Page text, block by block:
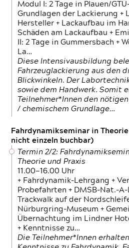
Modul I: 2 Tage in Plauen/
Grundlagen der Lackierung +
Hersteller + Lackaufbau im
Schäden am Lackaufbau +
II: 2 Tage in Gummersbach +
La…
Diese Intensivausbildung
Fahrzeuglackierung aus den
Blickwinkeln. Der
sowie dem Handwerk. Somit
Teilnehmer*Innen den
/ chemischem Grundlage…
Fahrdynamikseminar in
nicht einzeln buchbar)
Termin 2/2:
Theorie und Praxis
11.00—16.00 Uhr
+ Fahrdynamik-Lehrgang +
Probefahrten + DMSB-Nat.-
Trackwalk auf der
Nürburgring-Museum +
Übernachtung im Lindner
+ Kenntnisse zu…
Die Teilnehmer*Innen